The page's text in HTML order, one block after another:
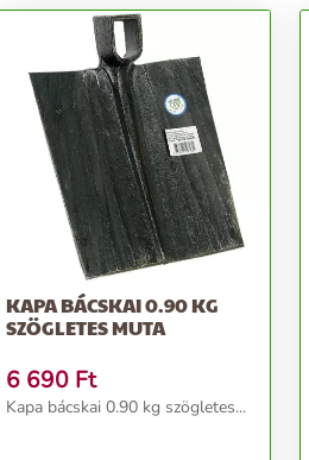
KAPA BÁCSKAI 0.90 KG
SZÖGLETES MUTA
6 690 Ft
Kapa bácskai 0.90 kg szögletes...